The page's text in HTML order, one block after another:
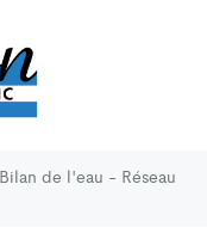
de l'eau - Réseau